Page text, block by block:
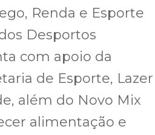
Renda e Esporte
Desportos
com apoio da
de Esporte, Lazer
além do Novo Mix
alimentação e